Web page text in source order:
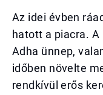
Az idei évben
hatott a piacra. A
Adha ünnep,
időben növelte
rendkívül erős